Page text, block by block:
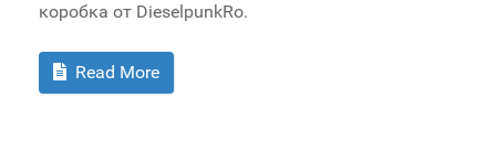
коробка от DieselpunkRo.
Read More